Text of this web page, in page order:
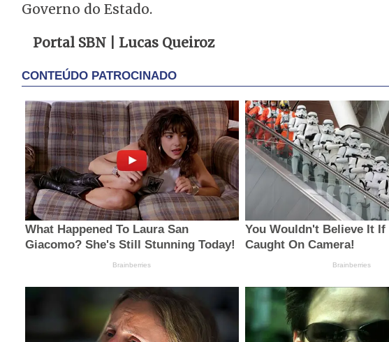
Governo do Estado.
Portal SBN | Lucas Queiroz